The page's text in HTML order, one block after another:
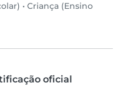
• Criança (Ensino
oficial